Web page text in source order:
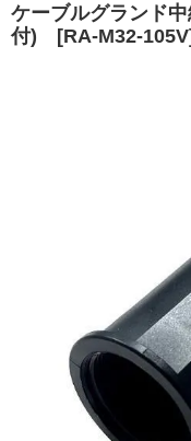
ケーブルグランド
付) [RA-M32-